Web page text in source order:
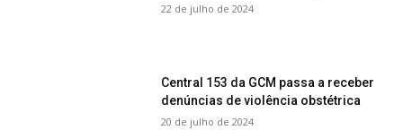
22 de julho de 2024
Central 153 da GCM passa a receber
denúncias de violência obstétrica
20 de julho de 2024